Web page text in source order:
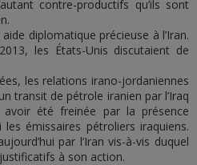
contre-productifs qu’ils sont
diplomatique précieuse à l’Iran.
les États-Unis discutaient de
les relations irano-jordaniennes
transit de pétrole iranien par l’Iraq
été freinée par la présence
les émissaires pétroliers iraquiens.
par l’Iran vis-à-vis duquel
à son action.